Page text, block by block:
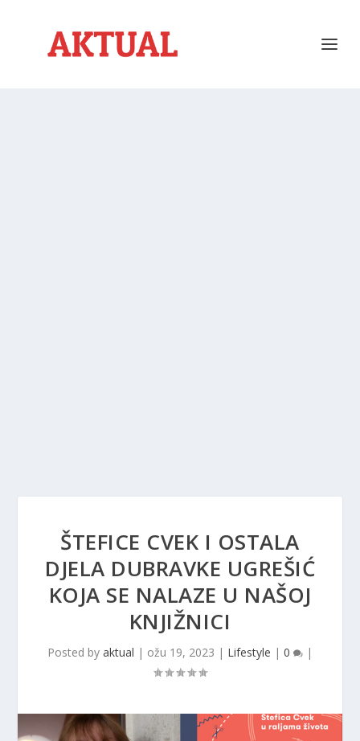
ŠTEFICE CVEK I OSTALA
DJELA DUBRAVKE UGREŠIĆ
KOJA SE NALAZE U NAŠOJ
KNJIŽNICI
Posted by aktual | ožu 19, 2023 | Lifestyle | 0 |